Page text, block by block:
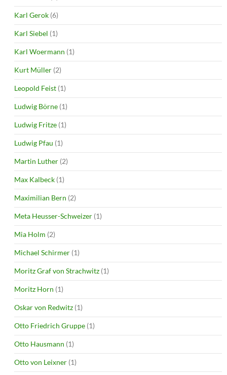
Karl Gerok (6)
Karl Siebel (1)
Karl Woermann (1)
Kurt Müller (2)
Leopold Feist (1)
Ludwig Börne (1)
Ludwig Fritze (1)
Ludwig Pfau (1)
Martin Luther (2)
Max Kalbeck (1)
Maximilian Bern (2)
Meta Heusser-Schweizer (1)
Mia Holm (2)
Michael Schirmer (1)
Moritz Graf von Strachwitz (1)
Moritz Horn (1)
Oskar von Redwitz (1)
Otto Friedrich Gruppe (1)
Otto Hausmann (1)
Otto von Leixner (1)